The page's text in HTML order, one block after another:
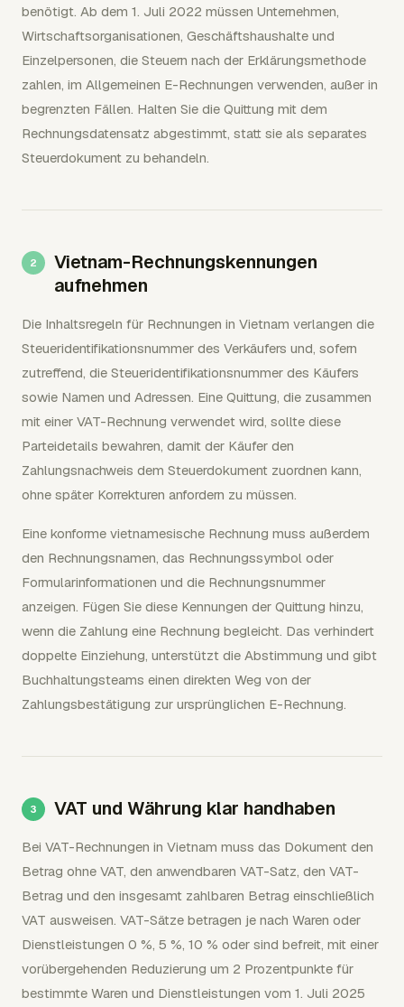
benötigt. Ab dem 1. Juli 2022 müssen Unternehmen,
Wirtschaftsorganisationen, Geschäftshaushalte und
Einzelpersonen, die Steuern nach der Erklärungsmethode
zahlen, im Allgemeinen E-Rechnungen verwenden, außer in
begrenzten Fällen. Halten Sie die Quittung mit dem
Rechnungsdatensatz abgestimmt, statt sie als separates
Steuerdokument zu behandeln.
Vietnam-Rechnungskennungen
aufnehmen
Die Inhaltsregeln für Rechnungen in Vietnam verlangen die
Steueridentifikationsnummer des Verkäufers und, sofern
zutreffend, die Steueridentifikationsnummer des Käufers
sowie Namen und Adressen. Eine Quittung, die zusammen
mit einer VAT-Rechnung verwendet wird, sollte diese
Parteidetails bewahren, damit der Käufer den
Zahlungsnachweis dem Steuerdokument zuordnen kann,
ohne später Korrekturen anfordern zu müssen.
Eine konforme vietnamesische Rechnung muss außerdem
den Rechnungsnamen, das Rechnungssymbol oder
Formularinformationen und die Rechnungsnummer
anzeigen. Fügen Sie diese Kennungen der Quittung hinzu,
wenn die Zahlung eine Rechnung begleicht. Das verhindert
doppelte Einziehung, unterstützt die Abstimmung und gibt
Buchhaltungsteams einen direkten Weg von der
Zahlungsbestätigung zur ursprünglichen E-Rechnung.
VAT und Währung klar handhaben
Bei VAT-Rechnungen in Vietnam muss das Dokument den
Betrag ohne VAT, den anwendbaren VAT-Satz, den VAT-
Betrag und den insgesamt zahlbaren Betrag einschließlich
VAT ausweisen. VAT-Sätze betragen je nach Waren oder
Dienstleistungen 0 %, 5 %, 10 % oder sind befreit, mit einer
vorübergehenden Reduzierung um 2 Prozentpunkte für
bestimmte Waren und Dienstleistungen vom 1. Juli 2025